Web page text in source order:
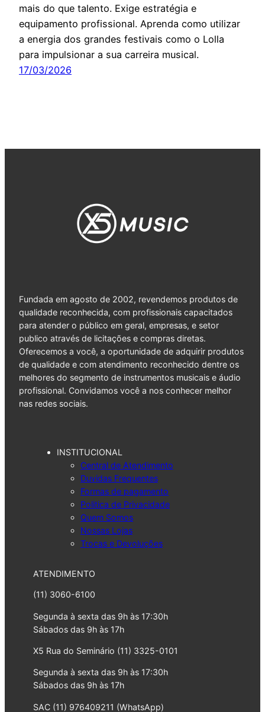
mais do que talento. Exige estratégia e
equipamento profissional. Aprenda como utilizar
a energia dos grandes festivais como o Lolla
para impulsionar a sua carreira musical.
17/03/2026
Fundada em agosto de 2002, revendemos produtos de
qualidade reconhecida, com profissionais capacitados
para atender o público em geral, empresas, e setor
publico através de licitações e compras diretas.
Oferecemos a você, a oportunidade de adquirir produtos
de qualidade e com atendimento reconhecido dentre os
melhores do segmento de instrumentos musicais e áudio
profissional. Convidamos você a nos conhecer melhor
nas redes sociais.
INSTITUCIONAL
Central de Atendimento
Duvidas Frequentes
Formas de pagamento
Politica de Privacidade
Quem Somos
Nossas Lojas
Trocas e Devoluções
ATENDIMENTO
(11) 3060-6100
Segunda à sexta das 9h às 17:30h
Sábados das 9h às 17h
X5 Rua do Seminário (11) 3325-0101
Segunda à sexta das 9h às 17:30h
Sábados das 9h às 17h
SAC (11) 976409211 (WhatsApp)